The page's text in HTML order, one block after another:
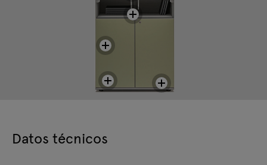
Datos técnicos